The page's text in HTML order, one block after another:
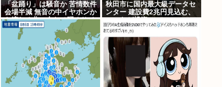
「盆踊り」は騒音か 苦情数件
会場半減 無音の中イヤホンか
ら流れる曲に合わせ踊るサイ
レント盆ダンスも
秋田市に国内最大級データセ
ンター 建設費2兆円見込む、